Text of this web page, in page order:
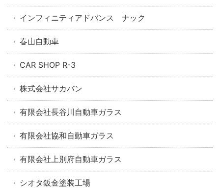
インフィニティアドバンス ナック
春山自動車
CAR SHOP R-3
株式会社サカバン
有限会社長谷川自動車ガラス
有限会社協和自動車ガラス
有限会社上別府自動車ガラス
シオタ鈑金塗装工場